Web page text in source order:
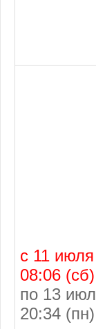
с 11
08:06 (сб)
по 13
20:34 (пн)